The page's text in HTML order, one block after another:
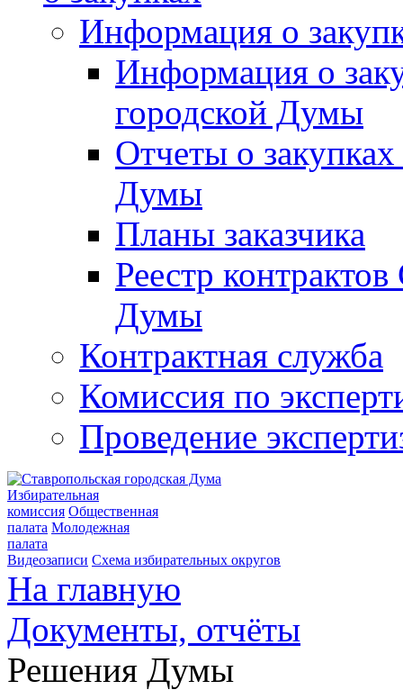
Информация о
Информация о
городской Думы
Отчеты о
Думы
Планы заказчика
Реестр
Думы
Контрактная служба
Комиссия по
Проведение
Избирательная
комиссия Общественная
палата Молодежная
палата
Видеозаписи Схема избирательных округов
На главную
Документы, отчёты
Решения Думы